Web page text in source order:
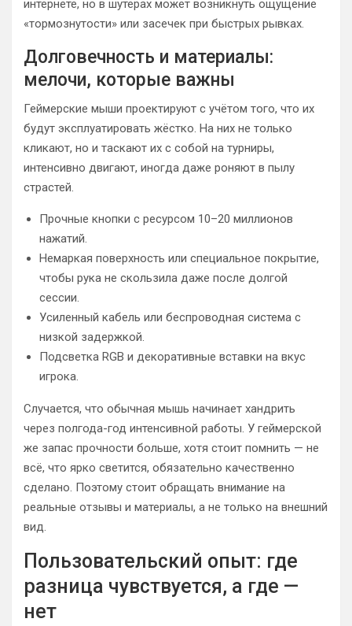
интернете, но в шутерах может возникнуть ощущение
«тормознутости» или засечек при быстрых рывках.
Долговечность и материалы:
мелочи, которые важны
Геймерские мыши проектируют с учётом того, что их
будут эксплуатировать жёстко. На них не только
кликают, но и таскают их с собой на турниры,
интенсивно двигают, иногда даже роняют в пылу
страстей.
Прочные кнопки с ресурсом 10–20 миллионов
нажатий.
Немаркая поверхность или специальное покрытие,
чтобы рука не скользила даже после долгой
сессии.
Усиленный кабель или беспроводная система с
низкой задержкой.
Подсветка RGB и декоративные вставки на вкус
игрока.
Случается, что обычная мышь начинает хандрить
через полгода-год интенсивной работы. У геймерской
же запас прочности больше, хотя стоит помнить — не
всё, что ярко светится, обязательно качественно
сделано. Поэтому стоит обращать внимание на
реальные отзывы и материалы, а не только на внешний
вид.
Пользовательский опыт: где
разница чувствуется, а где —
нет